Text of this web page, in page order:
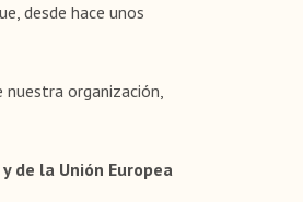
desde hace unos
organización,
de la Unión Europea